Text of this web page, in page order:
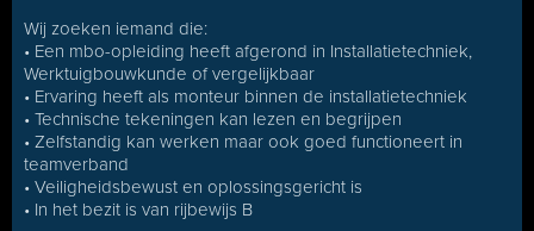
Wij zoeken iemand die:
• Een mbo-opleiding heeft afgerond in Installatietechniek,
Werktuigbouwkunde of vergelijkbaar
• Ervaring heeft als monteur binnen de installatietechniek
• Technische tekeningen kan lezen en begrijpen
• Zelfstandig kan werken maar ook goed functioneert in
teamverband
• Veiligheidsbewust en oplossingsgericht is
• In het bezit is van rijbewijs B